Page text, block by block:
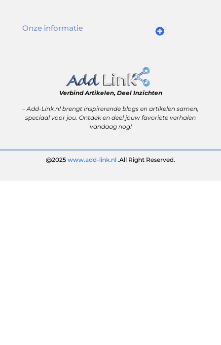
Verbind Artikelen, Deel Inzichten
– Add-Link.nl brengt inspirerende blogs en artikelen samen,
speciaal voor jou. Ontdek en deel jouw favoriete verhalen
vandaag nog!
@2025 www.add-link.nl .All Right Reserved.
Onze informatie